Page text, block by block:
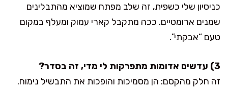
כניסיון שלי כשפית, זה שלב מפתח שמוציא מהתבלינים
שמנים ארומטיים. ככה מתקבל קארי עמוק ומעלף במקום
טעם “אבקתי”.
3) עדשים אדומות מתפרקות לי מדי, זה בסדר?
זה חלק מהקסם: הן מסמיכות והופכות את התבשיל נימוח.